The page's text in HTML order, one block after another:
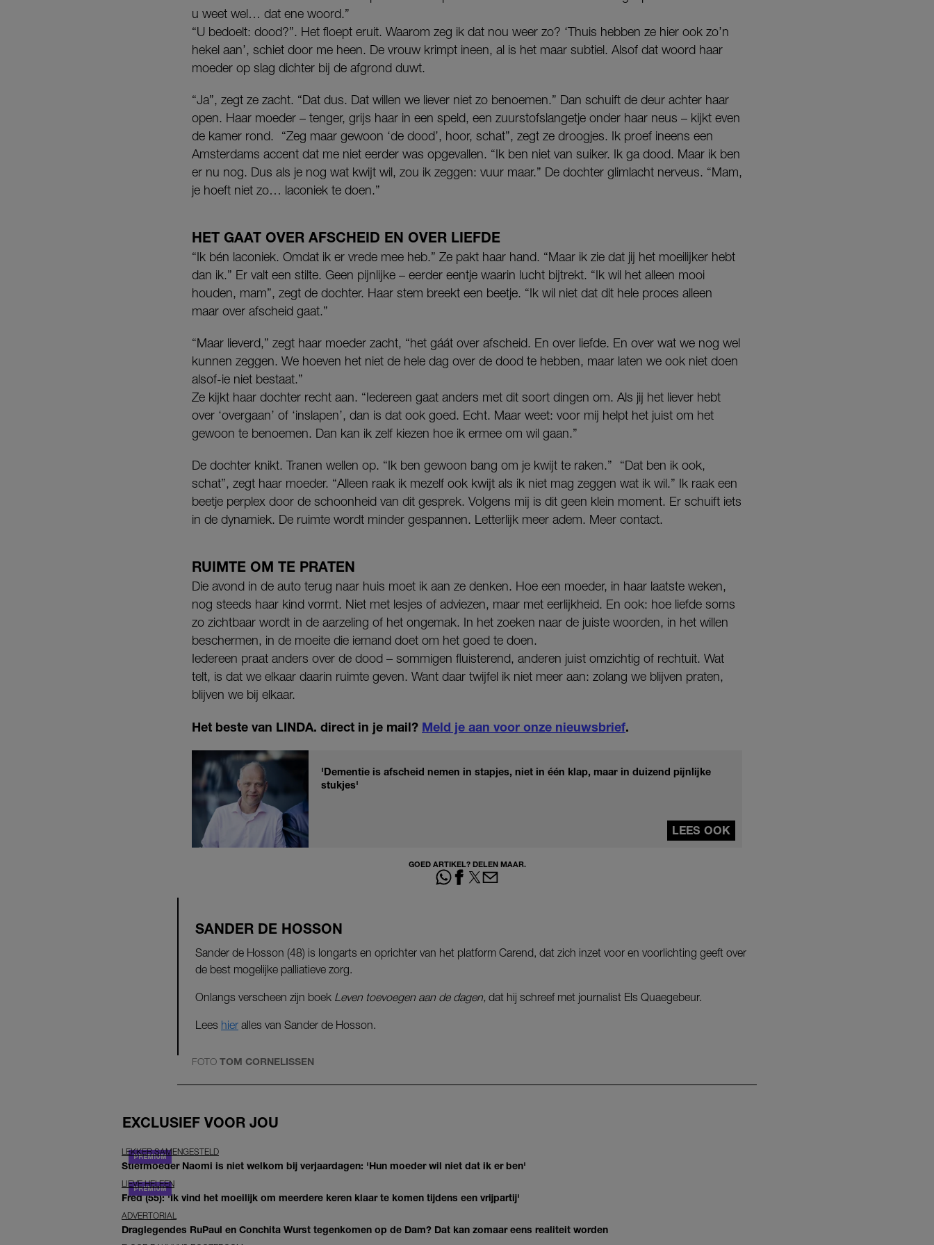
u weet wel… dat ene woord.”
“U bedoelt: dood?”. Het floept eruit. Waarom zeg ik dat nou weer zo? ‘Thuis hebben ze hier ook zo’n
hekel aan’, schiet door me heen. De vrouw krimpt ineen, al is het maar subtiel. Alsof dat woord haar
moeder op slag dichter bij de afgrond duwt.
“Ja”, zegt ze zacht. “Dat dus. Dat willen we liever niet zo benoemen.” Dan schuift de deur achter haar
open. Haar moeder – tenger, grijs haar in een speld, een zuurstofslangetje onder haar neus – kijkt even
de kamer rond. “Zeg maar gewoon ‘de dood’, hoor, schat”, zegt ze droogjes. Ik proef ineens een
Amsterdams accent dat me niet eerder was opgevallen. “Ik ben niet van suiker. Ik ga dood. Maar ik ben
er nu nog. Dus als je nog wat kwijt wil, zou ik zeggen: vuur maar.” De dochter glimlacht nerveus. “Mam,
je hoeft niet zo… laconiek te doen.”
HET GAAT OVER AFSCHEID EN OVER LIEFDE
“Ik bén laconiek. Omdat ik er vrede mee heb.” Ze pakt haar hand. “Maar ik zie dat jij het moeilijker hebt
dan ik.” Er valt een stilte. Geen pijnlijke – eerder eentje waarin lucht bijtrekt. “Ik wil het alleen mooi
houden, mam”, zegt de dochter. Haar stem breekt een beetje. “Ik wil niet dat dit hele proces alleen
maar over afscheid gaat.”
“Maar lieverd,” zegt haar moeder zacht, “het gáát over afscheid. En over liefde. En over wat we nog wel
kunnen zeggen. We hoeven het niet de hele dag over de dood te hebben, maar laten we ook niet doen
alsof-ie niet bestaat.”
Ze kijkt haar dochter recht aan. “Iedereen gaat anders met dit soort dingen om. Als jij het liever hebt
over ‘overgaan’ of ‘inslapen’, dan is dat ook goed. Echt. Maar weet: voor mij helpt het juist om het
gewoon te benoemen. Dan kan ik zelf kiezen hoe ik ermee om wil gaan.”
De dochter knikt. Tranen wellen op. “Ik ben gewoon bang om je kwijt te raken.” “Dat ben ik ook,
schat”, zegt haar moeder. “Alleen raak ik mezelf ook kwijt als ik niet mag zeggen wat ik wil.” Ik raak een
beetje perplex door de schoonheid van dit gesprek. Volgens mij is dit geen klein moment. Er schuift iets
in de dynamiek. De ruimte wordt minder gespannen. Letterlijk meer adem. Meer contact.
RUIMTE OM TE PRATEN
Die avond in de auto terug naar huis moet ik aan ze denken. Hoe een moeder, in haar laatste weken,
nog steeds haar kind vormt. Niet met lesjes of adviezen, maar met eerlijkheid. En ook: hoe liefde soms
zo zichtbaar wordt in de aarzeling of het ongemak. In het zoeken naar de juiste woorden, in het willen
beschermen, in de moeite die iemand doet om het goed te doen.
Iedereen praat anders over de dood – sommigen fluisterend, anderen juist omzichtig of rechtuit. Wat
telt, is dat we elkaar daarin ruimte geven. Want daar twijfel ik niet meer aan: zolang we blijven praten,
blijven we bij elkaar.
Het beste van LINDA. direct in je mail? Meld je aan voor onze nieuwsbrief.
'Dementie is afscheid nemen in stapjes, niet in één klap, maar in duizend pijnlijke
stukjes'
LEES OOK
GOED ARTIKEL? DELEN MAAR.
SANDER DE HOSSON
Sander de Hosson (48) is longarts en oprichter van het platform Carend, dat zich inzet voor en voorlichting geeft over
de best mogelijke palliatieve zorg.
Onlangs verscheen zijn boek Leven toevoegen aan de dagen, dat hij schreef met journalist Els Quaegebeur.
Lees hier alles van Sander de Hosson.
FOTO TOM CORNELISSEN
EXCLUSIEF VOOR JOU
LEKKER SAMENGESTELD
Stiefmoeder Naomi is niet welkom bij verjaardagen: 'Hun moeder wil niet dat ik er ben'
LIEVE HELEEN
Fred (55): 'Ik vind het moeilijk om meerdere keren klaar te komen tijdens een vrijpartij'
ADVERTORIAL
Draglegendes RuPaul en Conchita Wurst tegenkomen op de Dam? Dat kan zomaar eens realiteit worden